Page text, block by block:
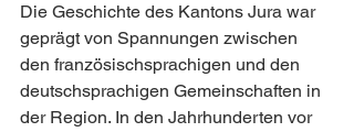
Die Geschichte des Kantons Jura war
geprägt von Spannungen zwischen
den französischsprachigen und den
deutschsprachigen Gemeinschaften in
der Region. In den Jahrhunderten vor